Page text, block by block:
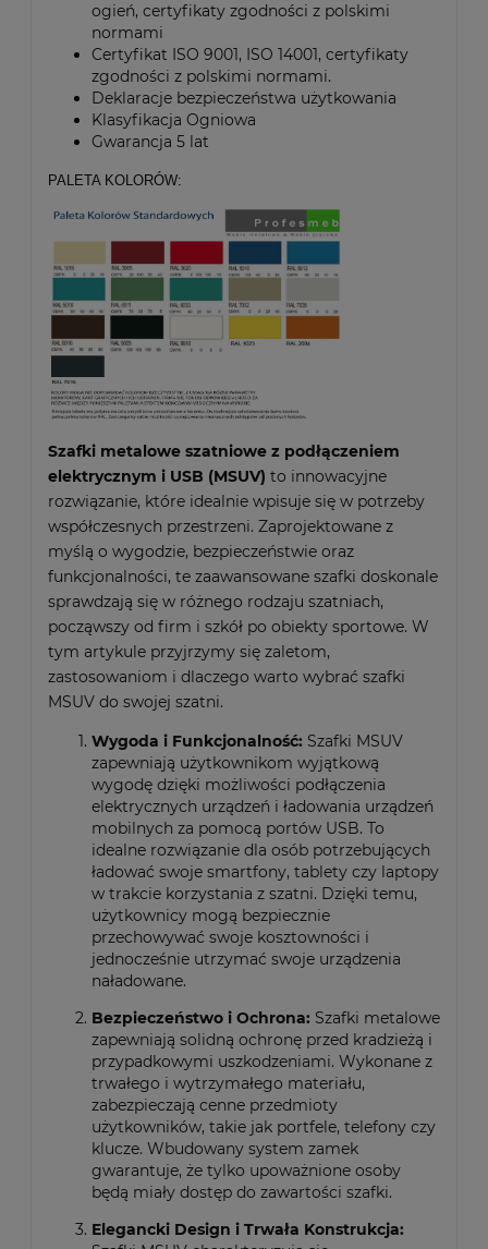
ogień, certyfikaty zgodności z polskimi
normami
Certyfikat ISO 9001, ISO 14001, certyfikaty
zgodności z polskimi normami.
Deklaracje bezpieczeństwa użytkowania
Klasyfikacja Ogniowa
Gwarancja 5 lat
PALETA KOLORÓW:
Szafki metalowe szatniowe z podłączeniem
elektrycznym i USB (MSUV) to innowacyjne
rozwiązanie, które idealnie wpisuje się w potrzeby
współczesnych przestrzeni. Zaprojektowane z
myślą o wygodzie, bezpieczeństwie oraz
funkcjonalności, te zaawansowane szafki doskonale
sprawdzają się w różnego rodzaju szatniach,
począwszy od firm i szkół po obiekty sportowe. W
tym artykule przyjrzymy się zaletom,
zastosowaniom i dlaczego warto wybrać szafki
MSUV do swojej szatni.
Wygoda i Funkcjonalność: Szafki MSUV
zapewniają użytkownikom wyjątkową
wygodę dzięki możliwości podłączenia
elektrycznych urządzeń i ładowania urządzeń
mobilnych za pomocą portów USB. To
idealne rozwiązanie dla osób potrzebujących
ładować swoje smartfony, tablety czy laptopy
w trakcie korzystania z szatni. Dzięki temu,
użytkownicy mogą bezpiecznie
przechowywać swoje kosztowności i
jednocześnie utrzymać swoje urządzenia
naładowane.
Bezpieczeństwo i Ochrona: Szafki metalowe
zapewniają solidną ochronę przed kradzieżą i
przypadkowymi uszkodzeniami. Wykonane z
trwałego i wytrzymałego materiału,
zabezpieczają cenne przedmioty
użytkowników, takie jak portfele, telefony czy
klucze. Wbudowany system zamek
gwarantuje, że tylko upoważnione osoby
będą miały dostęp do zawartości szafki.
Elegancki Design i Trwała Konstrukcja: